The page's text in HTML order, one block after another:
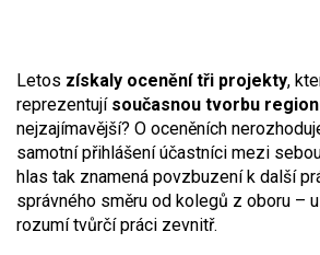
Letos získaly ocenění tři projekty,
reprezentují současnou tvorbu
nejzajímavější? O oceněních
samotní přihlášení účastníci mezi
hlas tak znamená povzbuzení k další
správného směru od kolegů z oboru –
rozumí tvůrčí práci zevnitř.